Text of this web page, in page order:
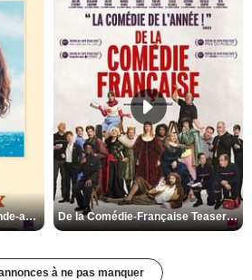
Les Matins merveilleux Bande-annonce VF De la Comédie-Française Teaser VF
à ne pas manquer